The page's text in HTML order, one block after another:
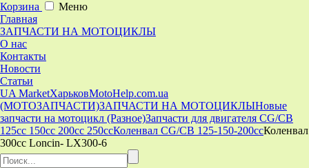
Корзина
Меню
Главная
ЗАПЧАСТИ НА МОТОЦИКЛЫ
О нас
Контакты
Новости
Статьи
UA MarketХарьковMotoHelp.com.ua
(МОТОЗАПЧАСТИ)ЗАПЧАСТИ НА МОТОЦИКЛЫНовые
запчасти на мотоцикл (Разное)Запчасти для двигателя CG/CB
125cc 150cc 200cc 250ccКоленвал CG/CB 125-150-200ccКоленвал
300сс Loncin- LX300-6